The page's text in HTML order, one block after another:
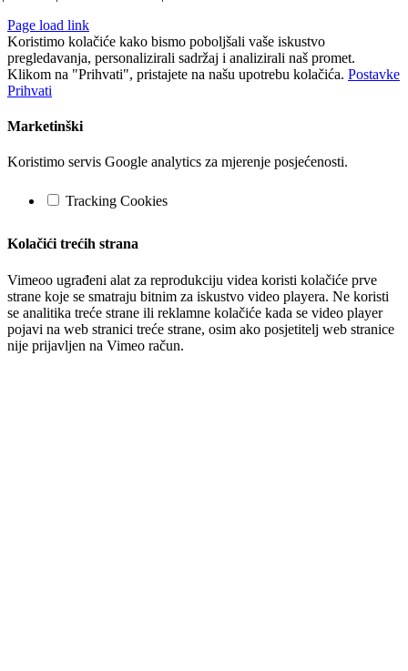
Page load link
Koristimo kolačiće kako bismo poboljšali vaše iskustvo
pregledavanja, personalizirali sadržaj i analizirali naš promet.
Klikom na "Prihvati", pristajete na našu upotrebu kolačića. Postavke
Prihvati
Marketinški
Koristimo servis Google analytics za mjerenje posjećenosti.
Tracking Cookies
Kolačići trećih strana
Vimeoo ugrađeni alat za reprodukciju videa koristi kolačiće prve
strane koje se smatraju bitnim za iskustvo video playera. Ne koristi
se analitika treće strane ili reklamne kolačiće kada se video player
pojavi na web stranici treće strane, osim ako posjetitelj web stranice
nije prijavljen na Vimeo račun.